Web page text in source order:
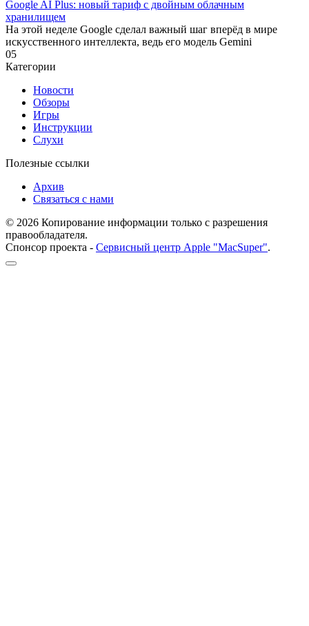
Google AI Plus: новый тариф с двойным облачным
хранилищем
На этой неделе Google сделал важный шаг вперёд в мире
искусственного интеллекта, ведь его модель Gemini
05
Категории
Новости
Обзоры
Игры
Инструкции
Слухи
Полезные ссылки
Архив
Связаться с нами
© 2026 Копирование информации только с разрешения
правообладателя.
Спонсор проекта - Сервисный центр Apple "MacSuper".